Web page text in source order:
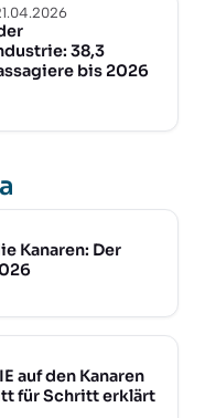
38,3
bis 2026
Kanaren: Der
auf den Kanaren
für Schritt erklärt